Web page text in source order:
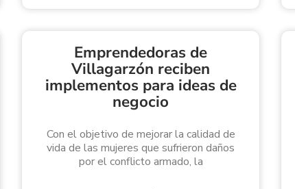
Emprendedoras de
Villagarzón reciben
implementos para ideas de
negocio
Con el objetivo de mejorar la calidad de
vida de las mujeres que sufrieron daños
por el conflicto armado, la